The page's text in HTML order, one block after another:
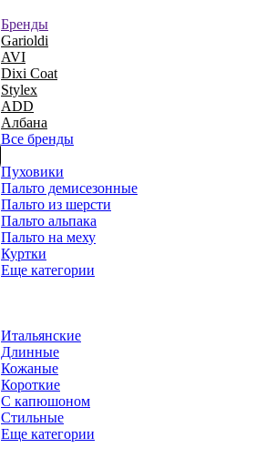
Бренды
Garioldi
AVI
Dixi Coat
Stylex
ADD
Албана
Все бренды
Пуховики
Пальто демисезонные
Пальто из шерсти
Пальто альпака
Пальто на меху
Куртки
Еще категории
Итальянские
Длинные
Кожаные
Короткие
С капюшоном
Стильные
Еще категории